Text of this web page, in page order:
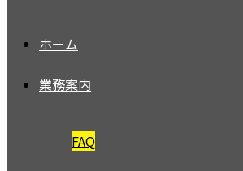
ホーム
業務案内
FAQ